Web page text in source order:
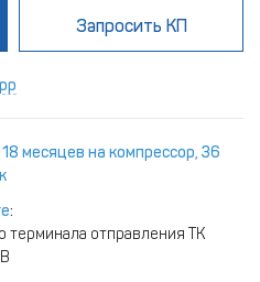
Запросить КП
18 месяцев на компрессор, 36
:
терминала отправления ТК